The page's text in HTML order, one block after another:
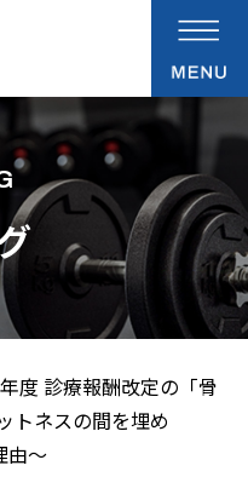
度 診療報酬改定の「骨
トネスの間を埋め
由〜